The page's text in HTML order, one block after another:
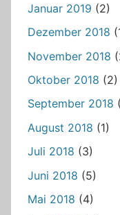
Januar 2019 (2)
Dezember 2018
November 2018
Oktober 2018 (2)
September 2018
August 2018 (1)
Juli 2018 (3)
Juni 2018 (5)
Mai 2018 (4)